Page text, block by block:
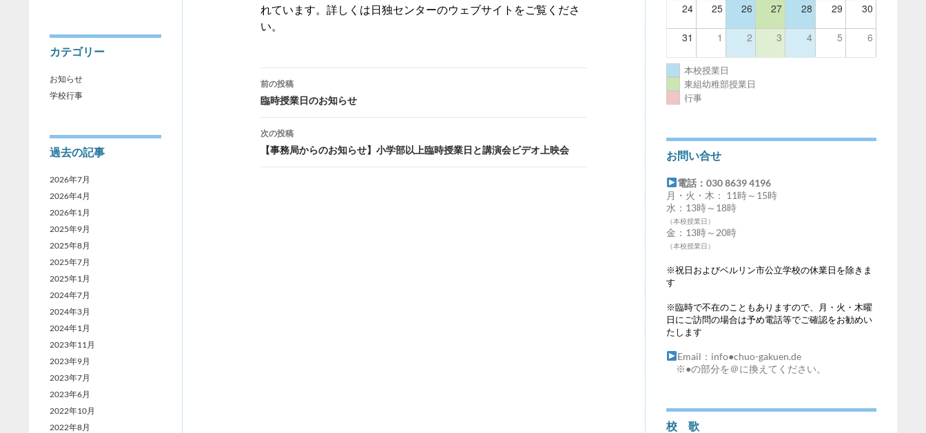
れています。詳しくは日独センターのウェブサイトをご覧くださ
い。
投
稿
ナ
ビ
ゲ
前の投稿
臨時授業日のお知らせ
次の投稿
【事務局からのお知らせ】小学部以上臨時授業日と講演会ビデオ上映会
24 25 26 27 28 29 30
31 1 2 3 4 5 6
本校授業日
東組幼稚部授業日
行事
お問い合せ
電話：030 8639 4196
月・火・木： 11時～15時
水：13時～18時
（本校授業日）
金：13時～20時
（本校授業日）
※祝日およびベルリン市公立学校の休業日を除きま
す
※臨時で不在のこともありますので、月・火・木曜
日にご訪問の場合は予め電話等でご確認をお勧めい
たします
Email：info●chuo-gakuen.de
※●の部分を＠に換えてください。
校 歌
カテゴリー
お知らせ
学校行事
過去の記事
2026年7月
2026年4月
2026年1月
2025年9月
2025年8月
2025年7月
2025年1月
2024年7月
2024年3月
2024年1月
2023年11月
2023年9月
2023年7月
2023年6月
2022年10月
2022年8月